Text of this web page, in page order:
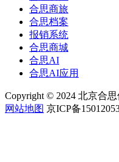
合思商旅
合思档案
报销系统
合思商城
合思AI
合思AI应用
Copyright © 2024 北京合
网站地图 京ICP备